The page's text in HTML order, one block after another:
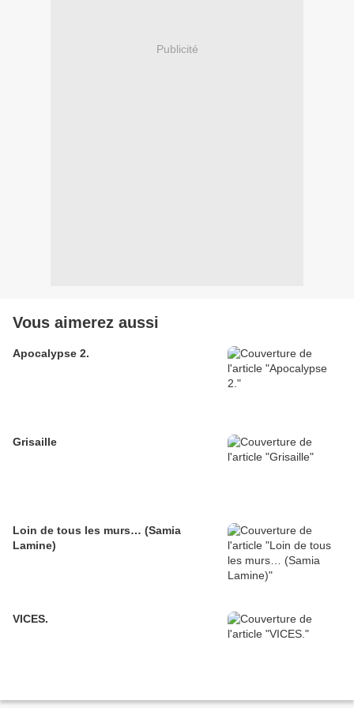
Publicité
Vous aimerez aussi
Apocalypse 2.
Grisaille
Loin de tous les murs… (Samia
Lamine)
VICES.